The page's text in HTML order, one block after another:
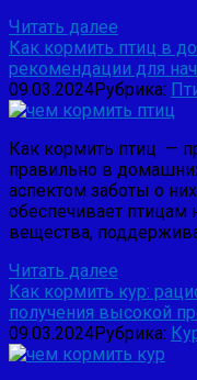
Читать далее
Как кормить птиц в
рекомендации для
09.03.2024Рубрика:
Как кормить птиц —
правильно в
аспектом заботы о
обеспечивает
вещества,
Читать далее
Как кормить кур:
получения высокой
09.03.2024Рубрика: